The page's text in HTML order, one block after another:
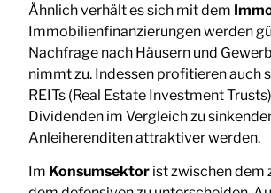
Ähnlich verhält es sich mit dem
Immobilienfinanzierungen werden
Nachfrage nach Häusern und
nimmt zu. Indessen profitieren auch
REITs (Real Estate Investment
Dividenden im Vergleich zu
Anleiherenditen attraktiver werden.
Im Konsumsektor ist zwischen dem